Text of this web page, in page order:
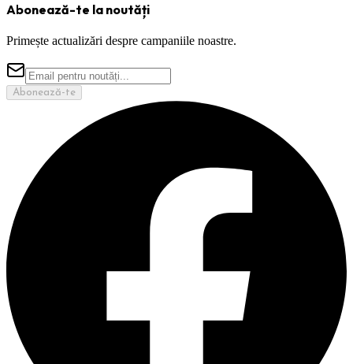
Abonează-te la noutăți
Primește actualizări despre campaniile noastre.
Abonează-te